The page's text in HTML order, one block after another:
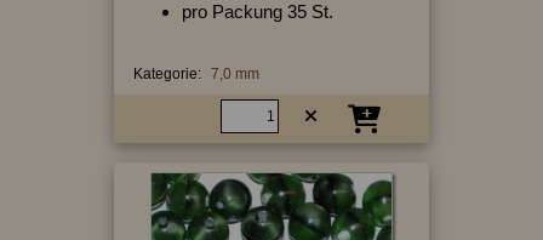
pro Packung 35 St.
Kategorie: 7,0 mm